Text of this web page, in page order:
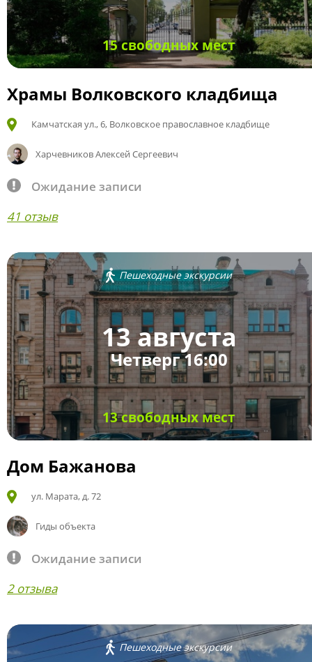
15 свободных мест
Храмы Волковского кладбища
Камчатская ул., 6, Волковское православное кладбище
Харчевников Алексей Сергеевич
Ожидание записи
41 отзыв
Пешеходные экскурсии
13 августа
Четверг 16:00
13 свободных мест
Дом Бажанова
ул. Марата, д. 72
Гиды объекта
Ожидание записи
2 отзыва
Пешеходные экскурсии